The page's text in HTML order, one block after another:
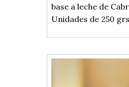
base a leche de
Unidades de 250